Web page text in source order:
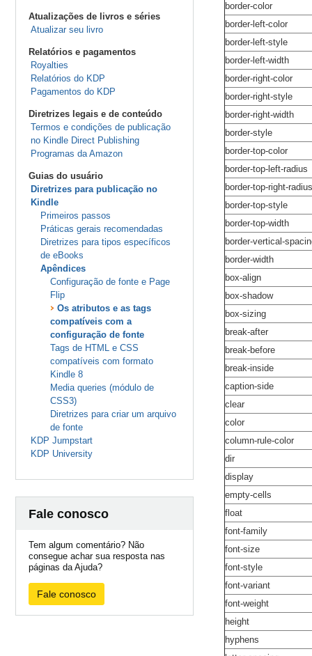
Atualizações de livros e séries
Atualizar seu livro
Relatórios e pagamentos
Royalties
Relatórios do KDP
Pagamentos do KDP
Diretrizes legais e de conteúdo
Termos e condições de publicação
no Kindle Direct Publishing
Programas da Amazon
Guias do usuário
Diretrizes para publicação no
Kindle
Primeiros passos
Práticas gerais recomendadas
Diretrizes para tipos específicos
de eBooks
Apêndices
Configuração de fonte e Page
Flip
Os atributos e as tags
compatíveis com a
configuração de fonte
Tags de HTML e CSS
compatíveis com formato
Kindle 8
Media queries (módulo de
CSS3)
Diretrizes para criar um arquivo
de fonte
KDP Jumpstart
KDP University
Fale conosco
Tem algum comentário? Não
consegue achar sua resposta nas
páginas da Ajuda?
Fale conosco
border-color
border-left-color
border-left-style
border-left-width
border-right-color
border-right-style
border-right-width
border-style
border-top-color
border-top-left-radius
border-top-right-radius
border-top-style
border-top-width
border-vertical-
border-width
box-align
box-shadow
box-sizing
break-after
break-before
break-inside
caption-side
clear
color
column-rule-color
dir
display
empty-cells
float
font-family
font-size
font-style
font-variant
font-weight
height
hyphens